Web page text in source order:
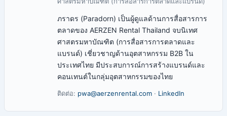
ภราดร (Paradorn) เป็นผู้ดูแลด้านการสื่อสารการ
ตลาดของ AERZEN Rental Thailand จบนิเทศ
ศาสตรมหาบัณฑิต (การสื่อสารการตลาดและ
แบรนด์) เชี่ยวชาญด้านอุตสาหกรรม B2B ใน
ประเทศไทย มีประสบการณ์การสร้างแบรนด์และ
คอนเทนต์ในกลุ่มอุตสาหกรรมของไทย
ติดต่อ: pwa@aerzenrental.com· LinkedIn